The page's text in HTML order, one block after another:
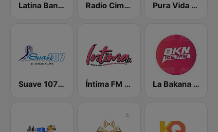
Latina Bandida! Radio Cima 100.5 FM Pura Vida 92.9 FM
Suave 107 FM Íntima FM Santiago La Bakana FM